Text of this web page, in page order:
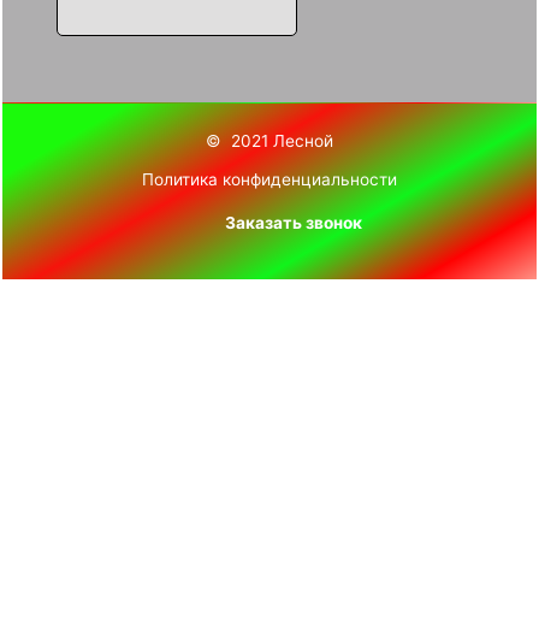
© 2021 Лесной
Политика конфиденциальности
Заказать звонок